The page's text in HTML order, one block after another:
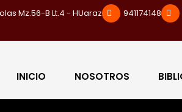
Mz.56-B Lt.4 - HUaraz 941174148
INICIO NOSOTROS